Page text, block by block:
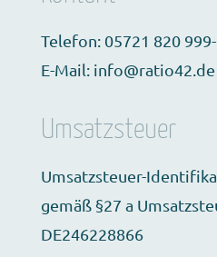
Telefon: 05721 820
E-Mail: info@ratio42.de
Umsatzsteuer
Umsatzsteuer-
gemäß §27 a
DE246228866